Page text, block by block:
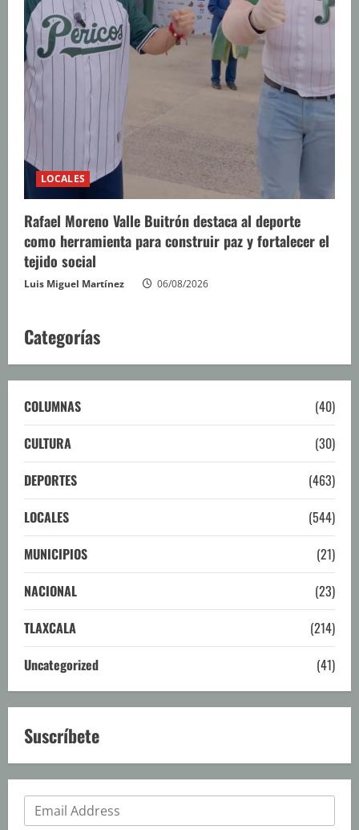
LOCALES
Rafael Moreno Valle Buitrón destaca al deporte
como herramienta para construir paz y fortalecer el
tejido social
Luis Miguel Martínez 06/08/2026
Categorías
COLUMNAS
(40)
CULTURA
(30)
DEPORTES
(463)
LOCALES
(544)
MUNICIPIOS
(21)
NACIONAL
(23)
TLAXCALA
(214)
Uncategorized
(41)
Suscríbete